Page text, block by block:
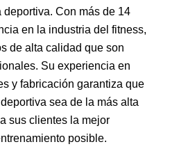
deportiva. Con más de 14
en la industria del fitness,
de alta calidad que son
Su experiencia en
y fabricación garantiza que
sea de la más alta
sus clientes la mejor
posible.